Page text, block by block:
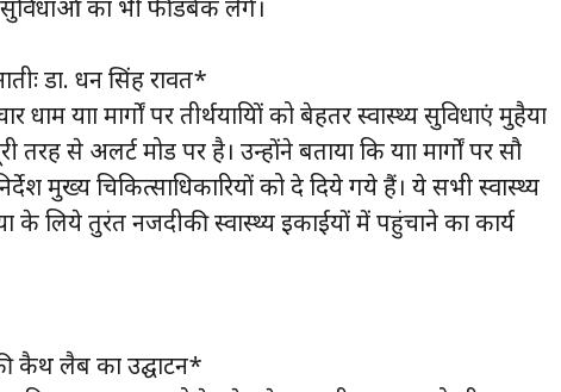
सुविधाओं का भी फीडबैक लेंगे।
डा. धन सिंह रावत*
यात्रा मार्गों पर तीर्थयात्रियों को बेहतर स्वास्थ्य सुविधाएं मुहैया
से अलर्ट मोड पर है। उन्होंने बताया कि यात्रा मार्गों पर सौ
मुख्य चिकित्साधिकारियों को दे दिये गये हैं। ये सभी स्वास्थ्य
के लिये तुरंत नजदीकी स्वास्थ्य इकाईयों में पहुंचाने का कार्य
कैथ लैब का उद्घाटन*